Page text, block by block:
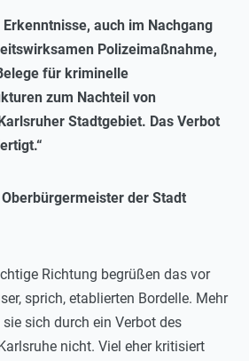
Erkenntnisse, auch im Nachgang
Polizeimaßnahme,
für kriminelle
zum Nachteil von
Stadtgebiet. Das Verbot
der Stadt
Richtung begrüßen das vor
sprich, etablierten Bordelle. Mehr
sich durch ein Verbot des
nicht. Viel eher kritisiert